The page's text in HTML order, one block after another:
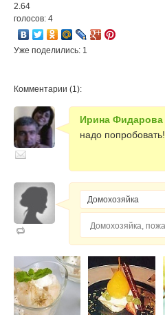
2.64
голосов: 4
Уже поделились: 1
Комментарии (1):
Ирина Фидарова
надо попробовать!